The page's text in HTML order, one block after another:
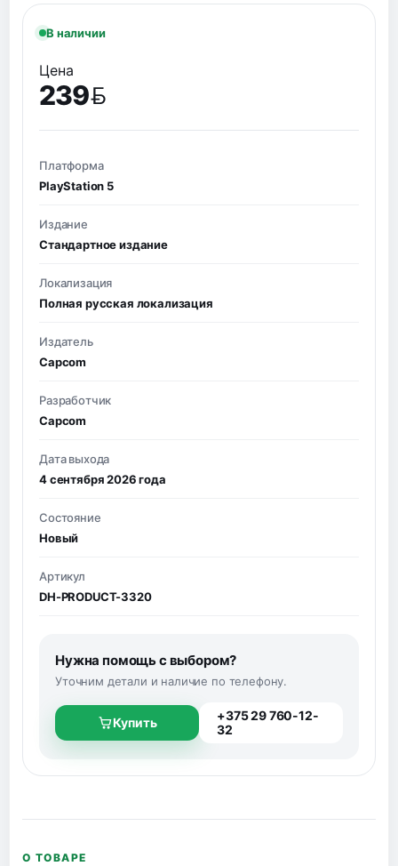
В наличии
Цена
239
BYN
Платформа
PlayStation 5
Издание
Стандартное издание
Локализация
Полная русская локализация
Издатель
Capcom
Разработчик
Capcom
Дата выхода
4 сентября 2026 года
Состояние
Новый
Артикул
DH-PRODUCT-3320
Нужна помощь с выбором?
Уточним детали и наличие по телефону.
Купить
+375 29 760-12-
32
О ТОВАРЕ